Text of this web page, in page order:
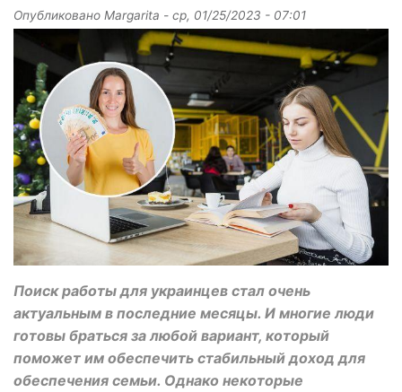
Опубликовано Margarita - ср, 01/25/2023 - 07:01
Поиск работы для украинцев стал очень
актуальным в последние месяцы. И многие люди
готовы браться за любой вариант, который
поможет им обеспечить стабильный доход для
обеспечения семьи. Однако некоторые